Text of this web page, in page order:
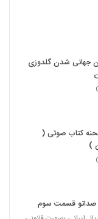
جهانی شدن گلدوزی
کتاب صوتی (
)
صداتو قسمت سوم